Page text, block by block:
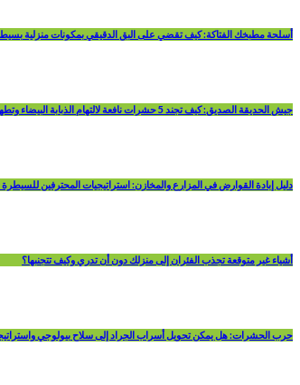
أسلحة مطبخك الفتاكة: كيف تقضي على البق الدقيقي بمكونات منزلية
جيش الحديقة الصديق: كيف تجند 5 حشرات نافعة لالتهام الذبابة البيضاء وتطهير نباتاتك طبيعياً؟
دليل إبادة القوارض في المزارع والمخازن: استراتيجيات المحترفين
أشياء غير متوقعة تجذب الفئران إلى منزلك دون أن تدري وكيف تتجنبها؟
حرب الحشرات: هل يمكن تحويل أسراب الجراد إلى سلاح بيولوجي